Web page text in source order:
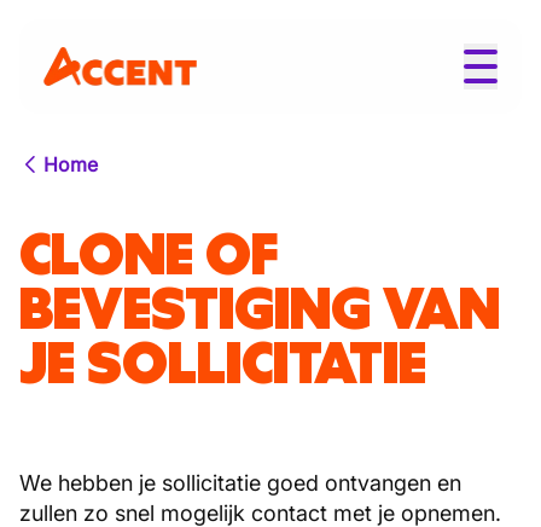
Home
CLONE OF
BEVESTIGING VAN
JE SOLLICITATIE
We hebben je sollicitatie goed ontvangen en
zullen zo snel mogelijk contact met je opnemen.